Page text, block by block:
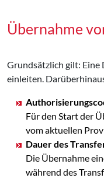
Übernahme
Grundsätzlich gilt: Eine
einleiten.
Für den Start der
vom aktuellen
Dauer des
Die Übernahme
während des